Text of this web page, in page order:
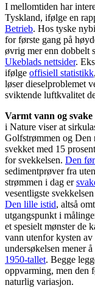
I mellomtiden har
Tyskland, ifølge en
Betrieb. Hos tyske
for første gang på
øvrig mer enn dobbelt
Ukeblads nettsider.
ifølge offisiell statistikk
løser dieselproblemet
sviktende luftkvalitet
Varmt vann og
i Nature viser at
Golfstrømmen og Den
svekket med 15
for svekkelsen. Den
sedimentprøver fra
strømmen i dag er
vesentligste
Den lille istid, altså
utgangspunkt i
et spesielt mønster de
vann utenfor kysten
undersøkelsen mener
1950-tallet. Begge
oppvarming, men den
naturlig variasjon.